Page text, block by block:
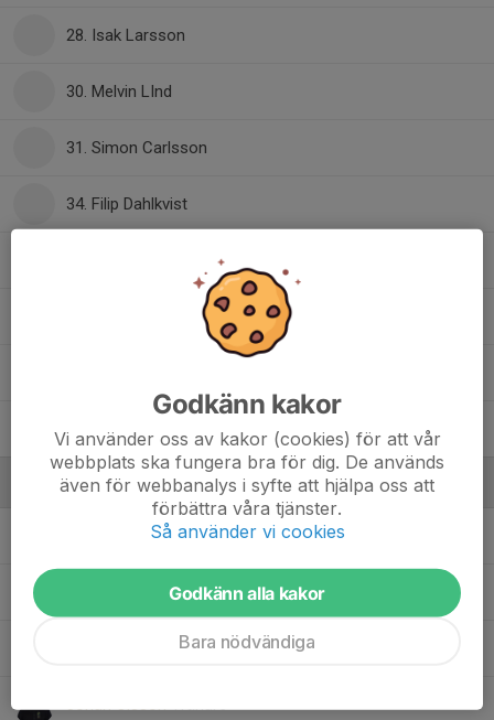
28. Isak Larsson
30. Melvin LInd
31. Simon Carlsson
34. Filip Dahlkvist
35. Igor Rajalin-Scharp
36. Matteo Wagner
38. Harry Ahlberg
Ledare
Johan AnderssonHuvudtränare
Junioransvarig
Materialare
Johan OlssonTränare
Godkänn kakor
Vi använder oss av kakor (cookies) för att vår
webbplats ska fungera bra för dig. De används
även för webbanalys i syfte att hjälpa oss att
förbättra våra tjänster.
Så använder vi cookies
Godkänn alla kakor
Bara nödvändiga